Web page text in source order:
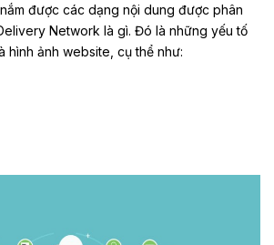
được các dạng nội dung được phân
Network là gì. Đó là những yếu tố
hình ảnh website, cụ thể như: